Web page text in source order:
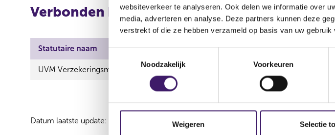
websiteverkeer te analyseren. Ook delen we informatie over
media, adverteren en analyse. Deze partners kunnen deze
verstrekt of die ze hebben verzameld op basis van uw gebruik
Noodzakelijk Voorkeuren
Weigeren Selectie
Verbonden bemiddelaars via
Statutaire naam Handelsnaam
UVM Verzekeringsmaatschappij N.V. UVM
Datum laatste update: 07 augustus 2026